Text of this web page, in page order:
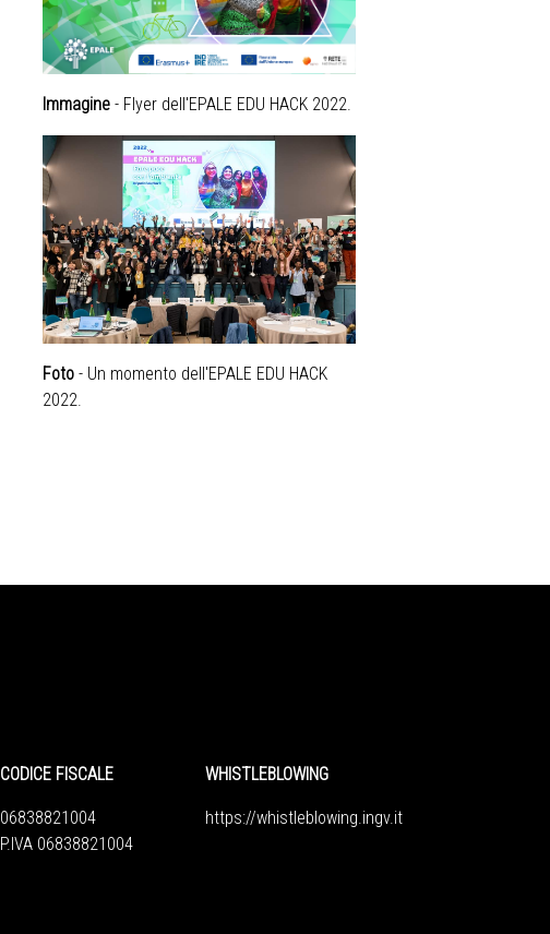
Immagine - Flyer dell'EPALE EDU HACK 2022.
Foto - Un momento dell'EPALE EDU HACK
2022.
CODICE FISCALE
06838821004
P.IVA 06838821004
WHISTLEBLOWING
https://whistleblowing.ingv.it